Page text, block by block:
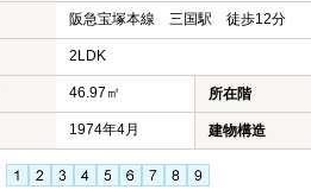
阪急宝塚本線 三国駅 徒歩12分
2LDK
46.97㎡ 所在階
1974年4月 建物構造